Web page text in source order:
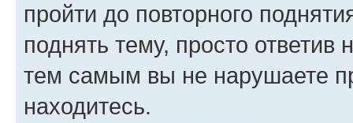
пройти до повторного
поднять тему, просто ответив
тем самым вы не нарушаете
находитесь.